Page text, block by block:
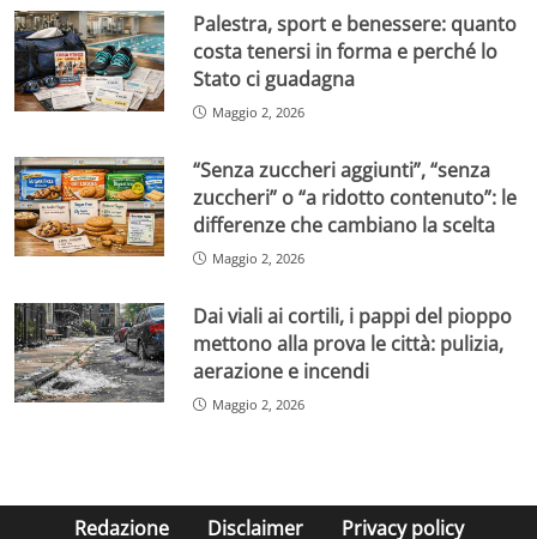
Palestra, sport e benessere: quanto
costa tenersi in forma e perché lo
Stato ci guadagna
Maggio 2, 2026
“Senza zuccheri aggiunti”, “senza
zuccheri” o “a ridotto contenuto”: le
differenze che cambiano la scelta
Maggio 2, 2026
Dai viali ai cortili, i pappi del pioppo
mettono alla prova le città: pulizia,
aerazione e incendi
Maggio 2, 2026
Redazione Disclaimer Privacy policy